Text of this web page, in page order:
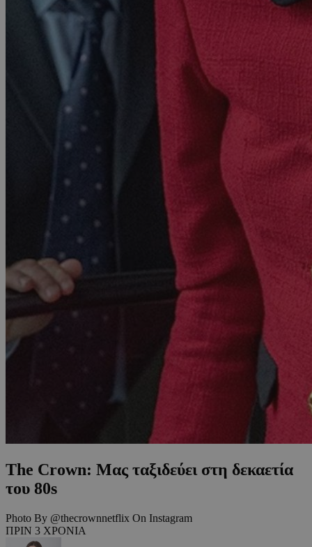
The Crown: Μας ταξιδεύει στη δεκαετία
του 80s
Photo By @thecrownnetflix On Instagram
ΠΡΙΝ 3 ΧΡΟΝΙΑ